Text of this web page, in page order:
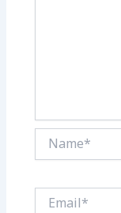
Name*
Email*